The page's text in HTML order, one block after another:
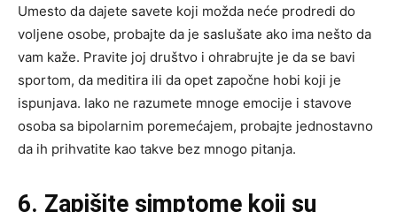
Umesto da dajete savete koji možda neće prodredi do
voljene osobe, probajte da je saslušate ako ima nešto da
vam kaže. Pravite joj društvo i ohrabrujte je da se bavi
sportom, da meditira ili da opet započne hobi koji je
ispunjava. Iako ne razumete mnoge emocije i stavove
osoba sa bipolarnim poremećajem, probajte jednostavno
da ih prihvatite kao takve bez mnogo pitanja.
6. Zapišite simptome koji su